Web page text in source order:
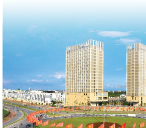
đường Lý Thái Tông kéo dài (đoạn...
Quyết định Về việc thu hồi đất để GPMB
đường Lý Thái Tông kéo dài (đoạn từ...
Quyết định Về việc thu hồi đất để GPMB
đường Lý Thái Tông kéo dài (đoạn từ...
Quyết định Về việc thu hồi đất để GPMB
đường Lý Thái Tông kéo dài (đoạn...